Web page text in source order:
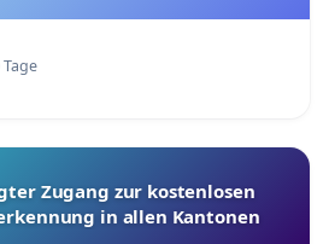
Zugang zur kostenlosen
in allen Kantonen